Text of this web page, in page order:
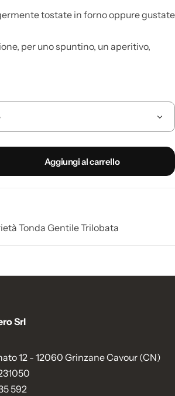
tostate in forno oppure gustate
per uno spuntino, un aperitivo,
Aggiungi al carrello
Tonda Gentile Trilobata
Srl
12 - 12060 Grinzane Cavour (CN)
592